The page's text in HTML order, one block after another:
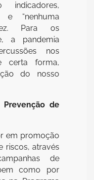
indicadores,
e “nenhuma
Para os
a pandemia
nos
certa forma,
do nosso
de
em promoção
riscos, através
de
como por